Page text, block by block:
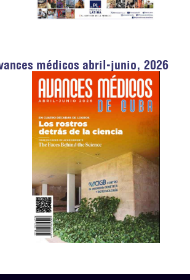
médicos abril-junio, 2026